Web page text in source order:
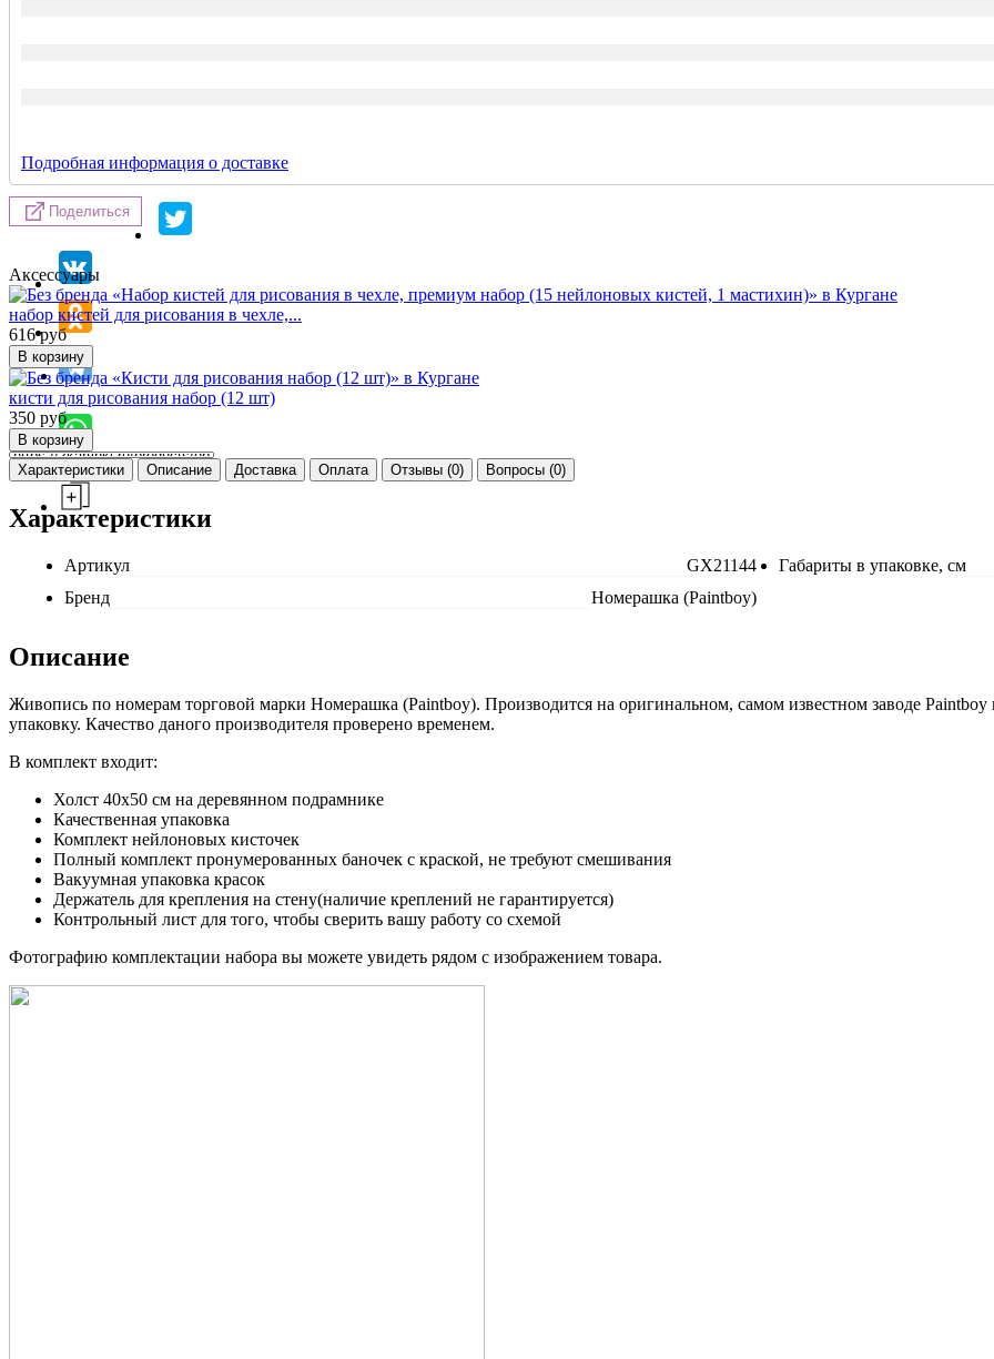
Подробная информация о доставке
Поделиться
Аксессуары
набор кистей для рисования в чехле,...
616 руб
кисти для рисования набор (12 шт)
350 руб
Характеристики Описание Доставка Оплата Отзывы (0) Вопросы (0)
Характеристики
Артикул GX21144 Габариты в упаковке, см
Бренд
Номерашка (Paintboy)
Описание
Живопись по номерам торговой марки Номерашка (Paintboy). Производится на оригинальном, самом известном заводе
упаковку. Качество даного производителя проверено временем.
В комплект входит:
Холст 40x50 см на деревянном подрамнике
Качественная упаковка
Комплект нейлоновых кисточек
Полный комплект пронумерованных баночек с краской, не требуют смешивания
Вакуумная упаковка красок
Держатель для крепления на стену(наличие креплений не гарантируется)
Контрольный лист для того, чтобы сверить вашу работу со схемой
Фотографию комплектации набора вы можете увидеть рядом с изображением товара.